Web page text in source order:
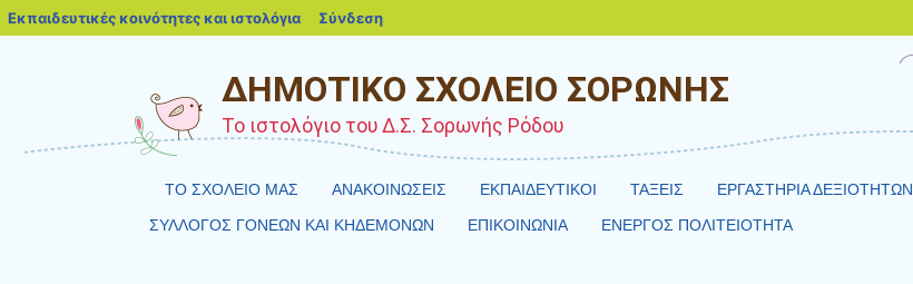
ΔΗΜΟΤΙΚΟ ΣΧΟΛΕΙΟ ΣΟΡΩΝΗΣ
Το ιστολόγιο του Δ.Σ. Σορωνής Ρόδου
ΤΟ ΣΧΟΛΕΙΟ ΜΑΣ ΑΝΑΚΟΙΝΩΣΕΙΣ ΕΚΠΑΙΔΕΥΤΙΚΟΙ ΤΑΞΕΙΣ ΕΡΓΑΣΤΗΡΙΑ ΔΕΞΙΟΤΗΤΩΝ
ΣΥΛΛΟΓΟΣ ΓΟΝΕΩΝ ΚΑΙ ΚΗΔΕΜΟΝΩΝ
ΕΠΙΚΟΙΝΩΝΙΑ ΕΝΕΡΓΟΣ ΠΟΛΙΤΕΙΟΤΗΤΑ
Εκπαιδευτικές κοινότητες και ιστολόγια blogs.sch.gr
Σύνδεση